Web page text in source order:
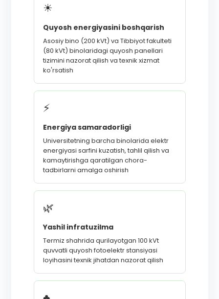
☀
Quyosh energiyasini boshqarish
Asosiy bino (200 kVt) va Tibbiyot fakulteti
(80 kVt) binolaridagi quyosh panellari
tizimini nazorat qilish va texnik xizmat
ko'rsatish
⚡
Energiya samaradorligi
Universitetning barcha binolarida elektr
energiyasi sarfini kuzatish, tahlil qilish va
kamaytirishga qaratilgan chora-
tadbirlarni amalga oshirish
🌿
Yashil infratuzilma
Termiz shahrida qurilayotgan 100 kVt
quvvatli quyosh fotoelektr stansiyasi
loyihasini texnik jihatdan nazorat qilish